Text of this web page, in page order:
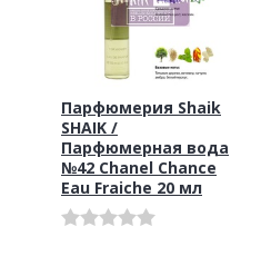
Парфюмерия Shaik
SHAIK /
Парфюмерная вода
№42 Chanel Chance
Еаu Fraiche 20 мл